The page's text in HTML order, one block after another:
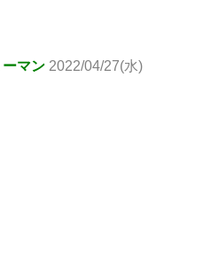
マン 2022/04/27(水)